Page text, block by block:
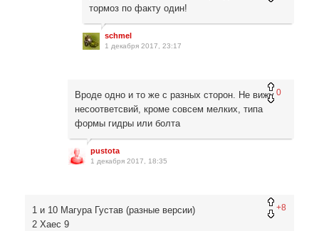
тормоз по факту один!
schmel
1 декабря 2017, 23:17
0
Вроде одно и то же с разных сторон. Не вижу
несоответсвий, кроме совсем мелких, типа
формы гидры или болта
pustota
1 декабря 2017, 18:35
+8
1 и 10 Магура Густав (разные версии)
2 Хаес 9